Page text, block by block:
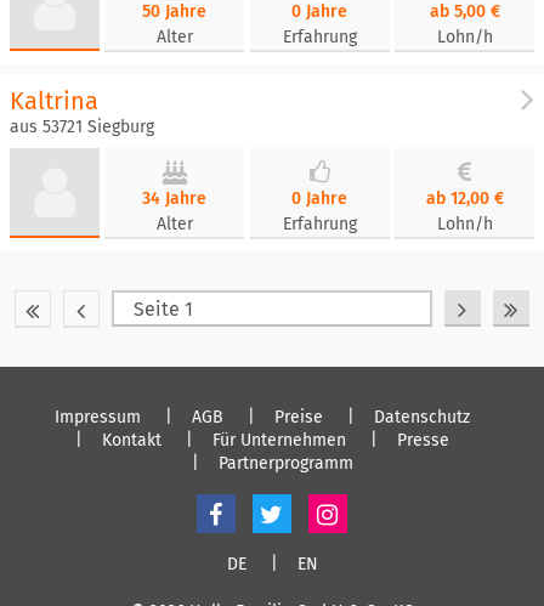
50 Jahre
Alter
0 Jahre
Erfahrung
ab 5,00 €
Lohn/h
Kaltrina
aus 53721 Siegburg
34 Jahre
Alter
0 Jahre
Erfahrung
ab 12,00 €
Lohn/h
Impressum AGB Preise
Datenschutz
Kontakt
Für Unternehmen
Presse
Partnerprogramm
DE EN